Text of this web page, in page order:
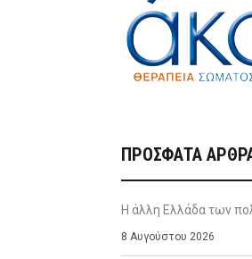
ΠΡΌΣΦΑΤΑ
Η άλλη Ελλάδα των
8 Αυγούστου 2026